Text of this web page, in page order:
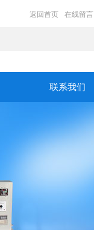
返回首页 在线留言
联系我们